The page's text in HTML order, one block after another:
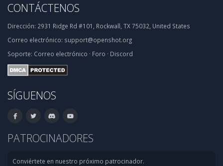
CONTÁCTENOS
Dirección: 2931 Ridge Rd #101, Rockwall, TX 75032, United States
Correo electrónico: support@openshot.org
Soporte: Correo electrónico · Foro · Discord
SÍGUENOS
PATROCINADORES
Conviértete en nuestro próximo patrocinador.